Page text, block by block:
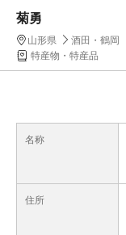
菊勇
山形県
酒田・鶴岡
特産物・特産品
名称
住所